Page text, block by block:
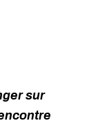
sur